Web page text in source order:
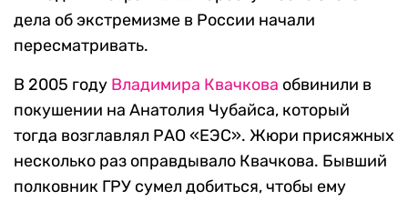
дела об экстремизме в России начали
пересматривать.
В 2005 году Владимира Квачкова обвинили в
покушении на Анатолия Чубайса, который
тогда возглавлял РАО «ЕЭС». Жюри присяжных
несколько раз оправдывало Квачкова. Бывший
полковник ГРУ сумел добиться, чтобы ему